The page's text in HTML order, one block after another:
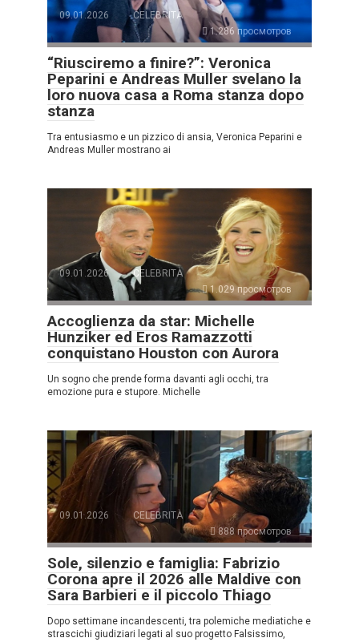
09.01.2026
CELEBRITÀ
1.286 просмотров
“Riusciremo a finire?”: Veronica
Peparini e Andreas Muller svelano la
loro nuova casa a Roma stanza dopo
stanza
Tra entusiasmo e un pizzico di ansia, Veronica Peparini e
Andreas Muller mostrano ai
09.01.2026
CELEBRITÀ
1.029 просмотров
Accoglienza da star: Michelle
Hunziker ed Eros Ramazzotti
conquistano Houston con Aurora
Un sogno che prende forma davanti agli occhi, tra
emozione pura e stupore. Michelle
09.01.2026
CELEBRITÀ
888 просмотров
Sole, silenzio e famiglia: Fabrizio
Corona apre il 2026 alle Maldive con
Sara Barbieri e il piccolo Thiago
Dopo settimane incandescenti, tra polemiche mediatiche e
strascichi giudiziari legati al suo progetto Falsissimo,